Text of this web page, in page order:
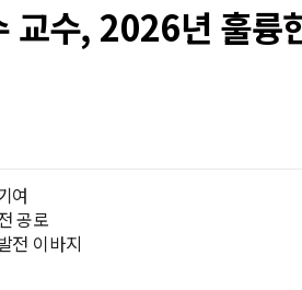
교수, 2026년 훌륭
여
공로
전 이바지